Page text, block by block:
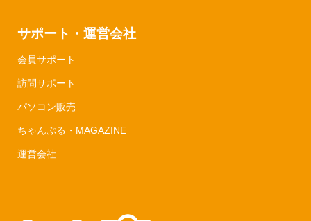
サポート・運営会社
会員サポート
訪問サポート
パソコン販売
ちゃんぷる・MAGAZINE
運営会社